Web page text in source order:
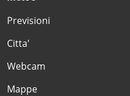
Previsioni
Citta'
Webcam
Mappe